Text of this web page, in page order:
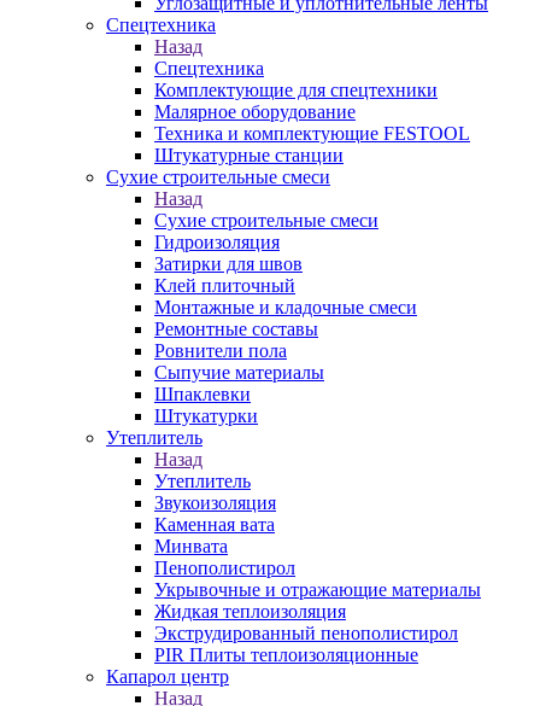
Спецтехника
Назад
Спецтехника
Комплектующие для спецтехники
Малярное оборудование
Техника и комплектующие FESTOOL
Штукатурные станции
Сухие строительные смеси
Назад
Сухие строительные смеси
Гидроизоляция
Затирки для швов
Клей плиточный
Монтажные и кладочные смеси
Ремонтные составы
Ровнители пола
Сыпучие материалы
Шпаклевки
Штукатурки
Утеплитель
Назад
Утеплитель
Звукоизоляция
Каменная вата
Минвата
Пенополистирол
Укрывочные и отражающие материалы
Жидкая теплоизоляция
Экструдированный пенополистирол
PIR Плиты теплоизоляционные
Капарол центр
Назад